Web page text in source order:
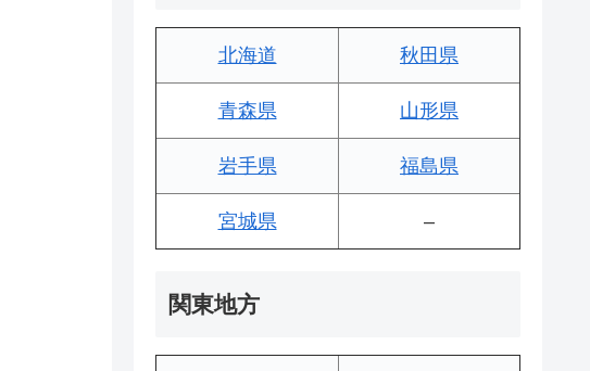
北海道 秋田県
青森県 山形県
岩手県 福島県
宮城県 –
関東地方